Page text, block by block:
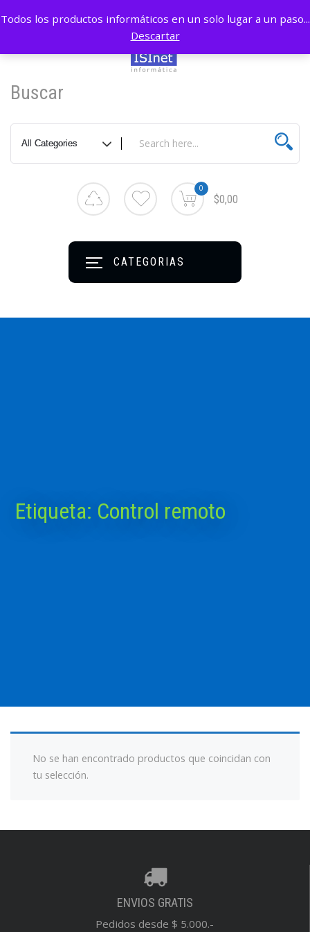
Buscar
0
$0,00
CATEGORIAS
Etiqueta: Control remoto
No se han encontrado productos que coincidan con
tu selección.
ENVIOS GRATIS
Pedidos desde $ 5.000.-
Todos los productos informáticos en un solo lugar a un paso...
Descartar